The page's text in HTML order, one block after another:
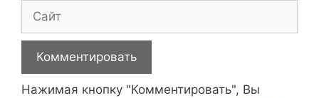
Сайт
Нажимая кнопку "Комментировать", Вы